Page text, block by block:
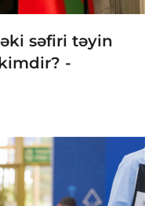
səfiri təyin
-